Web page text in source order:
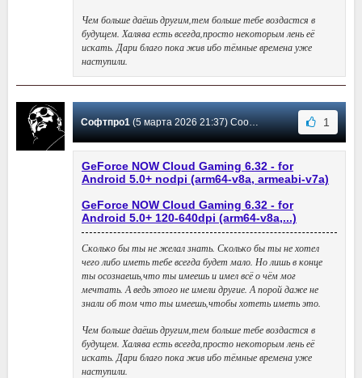
Чем больше даёшь другим,тем больше тебе воздастся в
будущем. Халява есть всегда,просто некоторым лень её
искать. Дари благо пока жив ибо тёмные времена уже
наступили.
Софтпро1(5 марта 2026 21:37) Сообщение #41 1
GeForce NOW Cloud Gaming 6.32 - for
Android 5.0+ nodpi (arm64-v8a, armeabi-v7a)
GeForce NOW Cloud Gaming 6.32 - for
Android 5.0+ 120-640dpi (arm64-v8a,...)
Сколько бы ты не желал знать. Сколько бы ты не хотел
чего либо иметь тебе всегда будет мало. Но лишь в конце
ты осознаешь,что ты имеешь и имел всё о чём мог
мечтать. А ведь этого не имели другие. А порой даже не
знали об том что ты имеешь,чтобы хотеть иметь это.
Чем больше даёшь другим,тем больше тебе воздастся в
будущем. Халява есть всегда,просто некоторым лень её
искать. Дари благо пока жив ибо тёмные времена уже
наступили.